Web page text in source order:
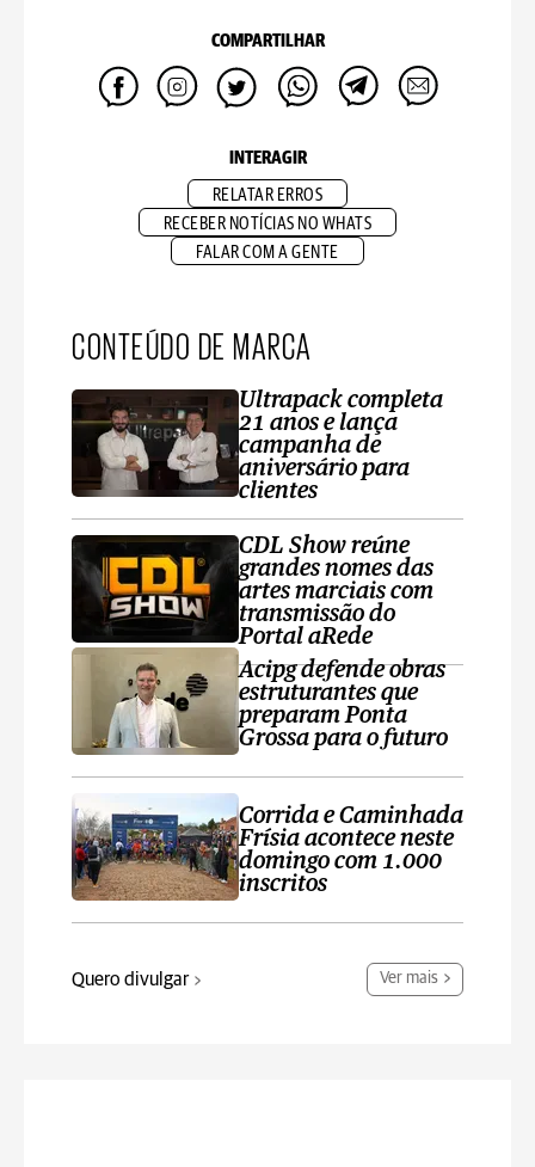
COMPARTILHAR
INTERAGIR
RELATAR ERROS
RECEBER NOTÍCIAS NO WHATS
FALAR COM A GENTE
CONTEÚDO DE MARCA
Ultrapack completa
21 anos e lança
campanha de
aniversário para
clientes
CDL Show reúne
grandes nomes das
artes marciais com
transmissão do
Portal aRede
Acipg defende obras
estruturantes que
preparam Ponta
Grossa para o futuro
Corrida e Caminhada
Frísia acontece neste
domingo com 1.000
inscritos
Quero divulgar Ver mais